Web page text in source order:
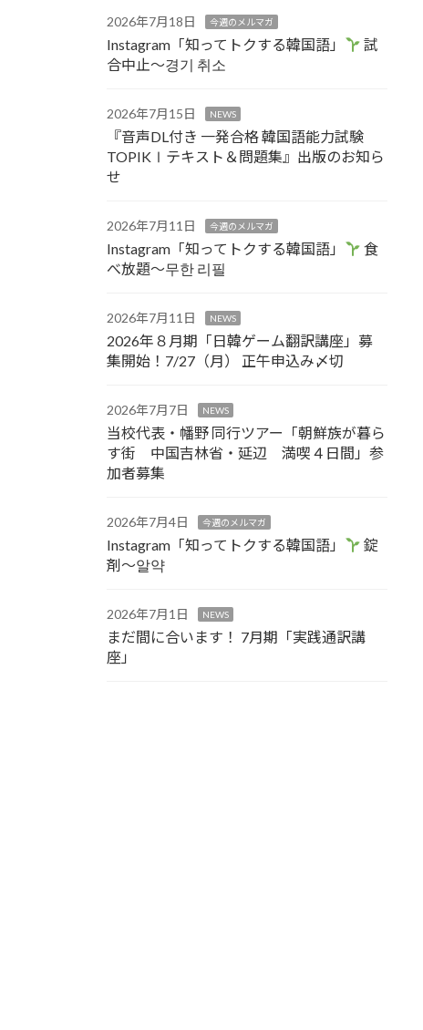
2026年7月18日 今週のメルマガ
Instagram「知ってトクする韓国語」
試
合中止～경기 취소
2026年7月15日 NEWS
『音声DL付き 一発合格 韓国語能力試験
TOPIKⅠテキスト＆問題集』出版のお知ら
せ
2026年7月11日 今週のメルマガ
Instagram「知ってトクする韓国語」
食
べ放題～무한 리필
2026年7月11日 NEWS
2026年８月期「日韓ゲーム翻訳講座」募
集開始！7/27（月） 正午申込み〆切
2026年7月7日 NEWS
当校代表・幡野 同行ツアー「朝鮮族が暮ら
す街 中国吉林省・延辺 満喫４日間」参
加者募集
2026年7月4日 今週のメルマガ
Instagram「知ってトクする韓国語」
錠
剤～알약
2026年7月1日 NEWS
まだ間に合います！ 7月期「実践通訳講
座」